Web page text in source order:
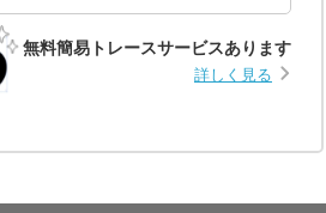
無料簡易トレースサービスあります
詳しく見る